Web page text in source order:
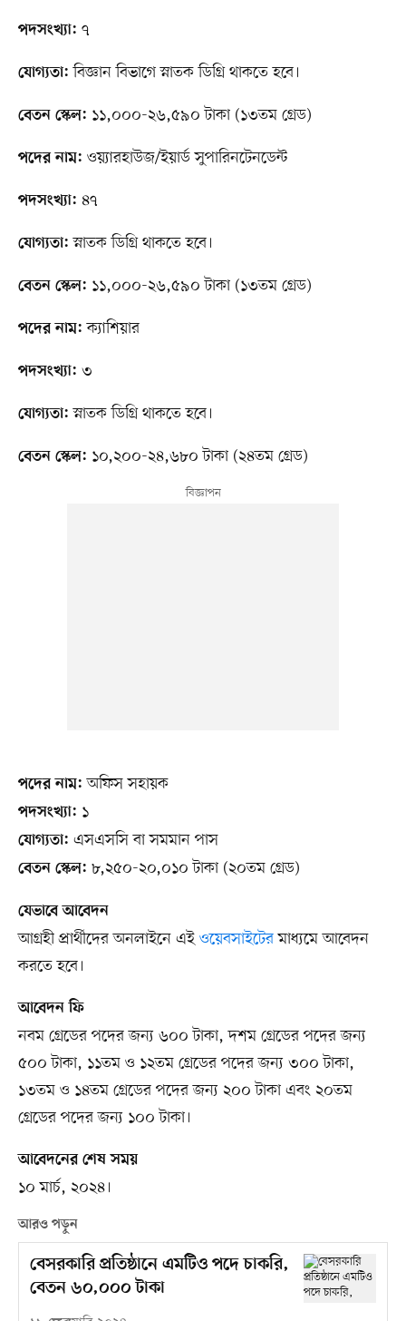
পদসংখ্যা: ৭
যোগ্যতা: বিজ্ঞান বিভাগে স্নাতক ডিগ্রি থাকতে হবে।
বেতন স্কেল: ১১,০০০-২৬,৫৯০ টাকা (১৩তম গ্রেড)
পদের নাম: ওয়্যারহাউজ/ইয়ার্ড সুপারিনটেনডেন্ট
পদসংখ্যা: ৪৭
যোগ্যতা: স্নাতক ডিগ্রি থাকতে হবে।
বেতন স্কেল: ১১,০০০-২৬,৫৯০ টাকা (১৩তম গ্রেড)
পদের নাম: ক্যাশিয়ার
পদসংখ্যা: ৩
যোগ্যতা: স্নাতক ডিগ্রি থাকতে হবে।
বেতন স্কেল: ১০,২০০-২৪,৬৮০ টাকা (২৪তম গ্রেড)
পদের নাম: অফিস সহায়ক
পদসংখ্যা: ১
যোগ্যতা: এসএসসি বা সমমান পাস
বেতন স্কেল: ৮,২৫০-২০,০১০ টাকা (২০তম গ্রেড)
যেভাবে আবেদন
আগ্রহী প্রার্থীদের অনলাইনে এইওয়েবসাইটেরমাধ্যমে আবেদন
করতে হবে।
আবেদন ফি
নবম গ্রেডের পদের জন্য ৬০০ টাকা, দশম গ্রেডের পদের জন্য
৫০০ টাকা, ১১তম ও ১২তম গ্রেডের পদের জন্য ৩০০ টাকা,
১৩তম ও ১৪তম গ্রেডের পদের জন্য ২০০ টাকা এবং ২০তম
গ্রেডের পদের জন্য ১০০ টাকা।
আবেদনের শেষ সময়
১০ মার্চ, ২০২৪।
আরও পড়ুন
বেসরকারি প্রতিষ্ঠানে এমটিও পদে চাকরি,
বেতন ৬০,০০০ টাকা